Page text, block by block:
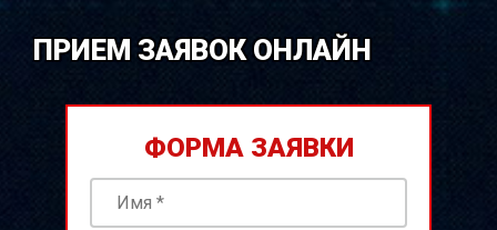
ПРИЕМ ЗАЯВОК ОНЛАЙН
ФОРМА ЗАЯВКИ